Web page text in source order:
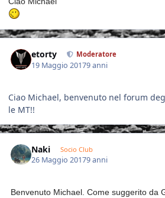
etorty Moderatore
19 Maggio 20179 anni
Ciao Michael, benvenuto nel forum
le MT!!
Naki Socio Club
26 Maggio 20179 anni
Benvenuto Michael. Come suggerito da